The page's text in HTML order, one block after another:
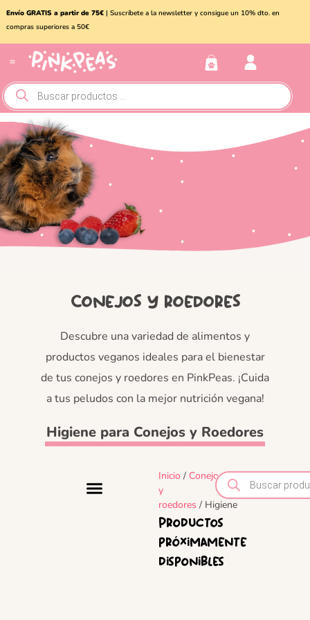
Envío GRATIS a partir de 75€| Suscríbete a la newsletter y consigue un 10% dto. en
compras superiores a 50€
Conejos y roedores
Descubre una variedad de alimentos y
productos veganos ideales para el bienestar
de tus conejos y roedores en PinkPeas. ¡Cuida
a tus peludos con la mejor nutrición vegana!
Higiene para Conejos y Roedores
Inicio / Conejos
y
roedores / Higiene
Productos
próximamente
disponibles